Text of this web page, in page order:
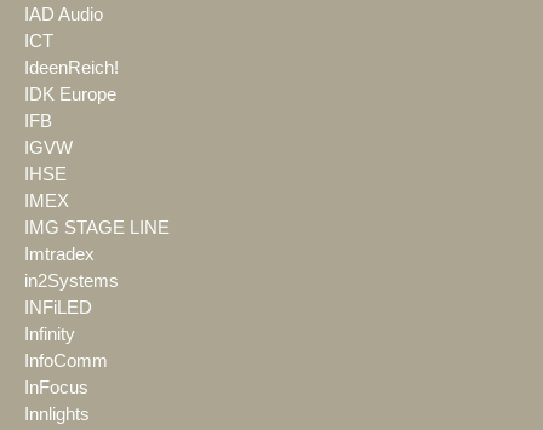
IAD Audio
ICT
IdeenReich!
IDK Europe
IFB
IGVW
IHSE
IMEX
IMG STAGE LINE
Imtradex
in2Systems
INFiLED
Infinity
InfoComm
InFocus
Innlights